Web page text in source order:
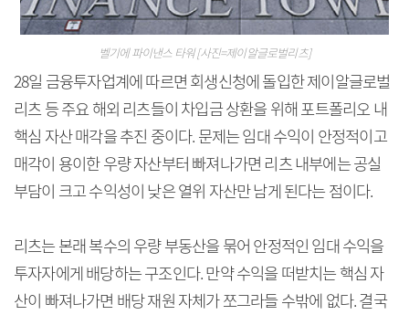
벨기에 파이낸스 타워 [사진=제이알글로벌리츠]
28일 금융투자업계에 따르면 회생신청에 돌입한 제이알글로벌
리츠 등 주요 해외 리츠들이 차입금 상환을 위해 포트폴리오 내
핵심 자산 매각을 추진 중이다. 문제는 임대 수익이 안정적이고
매각이 용이한 우량 자산부터 빠져나가면 리츠 내부에는 공실
부담이 크고 수익성이 낮은 열위 자산만 남게 된다는 점이다.
리츠는 본래 복수의 우량 부동산을 묶어 안정적인 임대 수익을
투자자에게 배당하는 구조인다. 만약 수익을 떠받치는 핵심 자
산이 빠져나가면 배당 재원 자체가 쪼그라들 수밖에 없다. 결국